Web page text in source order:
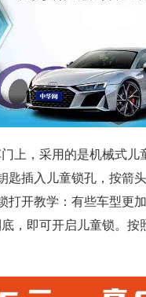
上，采用的是机械式
匙插入儿童锁孔，按箭
开教学：有些车型更
，即可开启儿童锁。